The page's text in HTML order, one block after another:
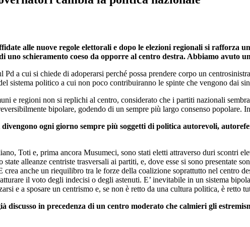
alle nuove regole elettorali e dopo le elezioni regionali si
uno schieramento coeso da opporre al centro destra. Abbiamo avuto
Pd a cui si chiede di adoperarsi perché possa prendere corpo un
sistema politico a cui non poco contribuiranno le spinte che vengono dai
e regioni non si replichi al centro, considerato che i partiti nazionali
bipolare, godendo di un sempre più largo consenso
ogni giorno sempre più soggetti di politica autorevoli,
Toti e, prima ancora Musumeci, sono stati eletti attraverso duri scontri
alleanze centriste trasversali ai partiti, e, dove esse si sono presentate
crea anche un riequilibro tra le forze della coalizione soprattutto nel centro
il voto degli indecisi o degli astenuti. E’ inevitabile in un sistema
e a sposare un centrismo e, se non è retto da una cultura politica, è retto
discusso in precedenza di un centro moderato che calmieri gli